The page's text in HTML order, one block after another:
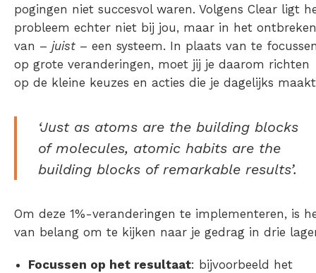
pogingen niet succesvol waren. Volgens Clear ligt
probleem echter niet bij jou, maar in het ontbreken
van – juist – een systeem. In plaats van te
op grote veranderingen, moet jij je daarom richten
op de kleine keuzes en acties die je dagelijks
‘Just as atoms are the building blocks
of molecules, atomic habits are the
building blocks of remarkable results’.
Om deze 1%-veranderingen te implementeren, is
van belang om te kijken naar je gedrag in drie
Focussen op het resultaat: bijvoorbeeld het